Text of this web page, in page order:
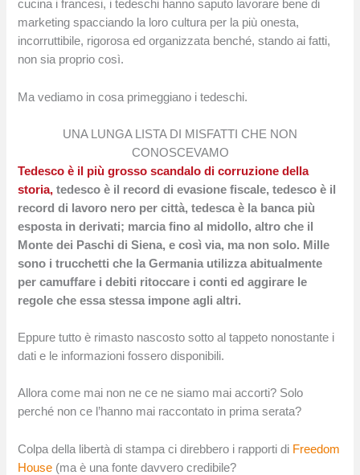
cucina i francesi, i tedeschi hanno saputo lavorare bene di
marketing spacciando la loro cultura per la più onesta,
incorruttibile, rigorosa ed organizzata benché, stando ai fatti,
non sia proprio così.
Ma vediamo in cosa primeggiano i tedeschi.
UNA LUNGA LISTA DI MISFATTI CHE NON
CONOSCEVAMO
Tedesco è il più grosso scandalo di corruzione della
storia, tedesco è il record di evasione fiscale, tedesco è il
record di lavoro nero per città, tedesca è la banca più
esposta in derivati; marcia fino al midollo, altro che il
Monte dei Paschi di Siena, e così via, ma non solo. Mille
sono i trucchetti che la Germania utilizza abitualmente
per camuffare i debiti ritoccare i conti ed aggirare le
regole che essa stessa impone agli altri.
Eppure tutto è rimasto nascosto sotto al tappeto nonostante i
dati e le informazioni fossero disponibili.
Allora come mai non ne ce ne siamo mai accorti? Solo
perché non ce l’hanno mai raccontato in prima serata?
Colpa della libertà di stampa ci direbbero i rapporti di Freedom
House (ma è una fonte davvero credibile?